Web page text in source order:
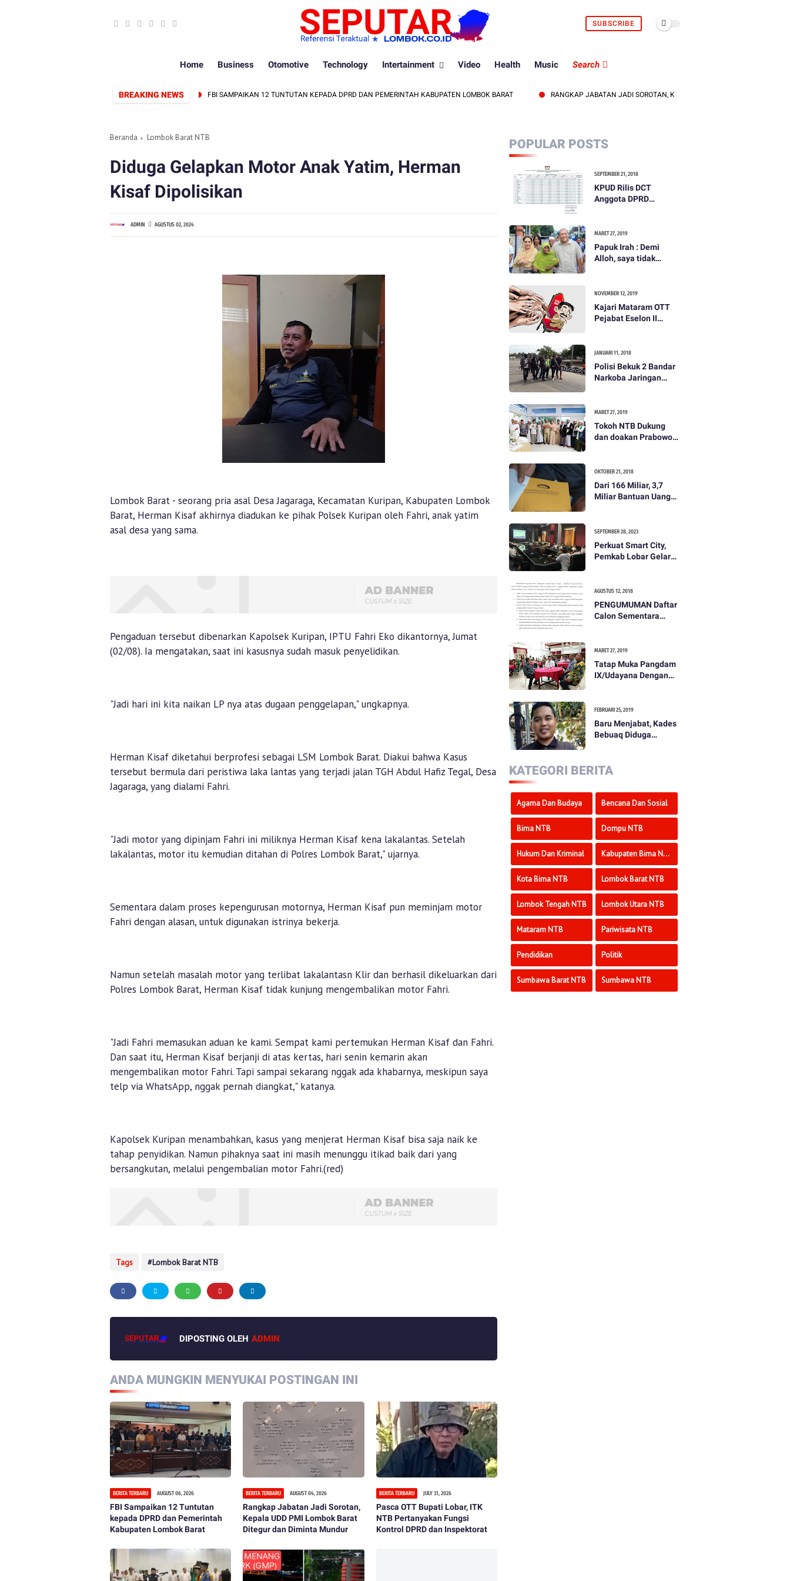
SUBSCRIBE
Home Business Otomotive Technology Intertainment Video Health Music Search
BREAKING NEWS
PERKUAT SINERGI PERS DAN PEMERINTAH FBI SAMPAIKAN 12 TUNTUTAN KEPADA DPRD DAN PEMERINTAH KABUPATEN LOMBOK BARAT RANGKAP JABATAN JADI SOROTAN, KEPALA UDD PMI LOMBOK BARAT
Beranda Lombok Barat NTB
Diduga Gelapkan Motor Anak Yatim, Herman
Kisaf Dipolisikan
ADMIN AGUSTUS 02, 2024
Lombok Barat - seorang pria asal Desa Jagaraga, Kecamatan Kuripan, Kabupaten Lombok
Barat, Herman Kisaf akhirnya diadukan ke pihak Polsek Kuripan oleh Fahri, anak yatim
asal desa yang sama.
Pengaduan tersebut dibenarkan Kapolsek Kuripan, IPTU Fahri Eko dikantornya, Jumat
(02/08). Ia mengatakan, saat ini kasusnya sudah masuk penyelidikan.
"Jadi hari ini kita naikan LP nya atas dugaan penggelapan," ungkapnya.
Herman Kisaf diketahui berprofesi sebagai LSM Lombok Barat. Diakui bahwa Kasus
tersebut bermula dari peristiwa laka lantas yang terjadi jalan TGH Abdul Hafiz Tegal, Desa
Jagaraga, yang dialami Fahri.
"Jadi motor yang dipinjam Fahri ini miliknya Herman Kisaf kena lakalantas. Setelah
lakalantas, motor itu kemudian ditahan di Polres Lombok Barat," ujarnya.
Sementara dalam proses kepengurusan motornya, Herman Kisaf pun meminjam motor
Fahri dengan alasan, untuk digunakan istrinya bekerja.
Namun setelah masalah motor yang terlibat lakalantasn Klir dan berhasil dikeluarkan dari
Polres Lombok Barat, Herman Kisaf tidak kunjung mengembalikan motor Fahri.
"Jadi Fahri memasukan aduan ke kami. Sempat kami pertemukan Herman Kisaf dan Fahri.
Dan saat itu, Herman Kisaf berjanji di atas kertas, hari senin kemarin akan
mengembalikan motor Fahri. Tapi sampai sekarang nggak ada khabarnya, meskipun saya
telp via WhatsApp, nggak pernah diangkat," katanya.
Kapolsek Kuripan menambahkan, kasus yang menjerat Herman Kisaf bisa saja naik ke
tahap penyidikan. Namun pihaknya saat ini masih menunggu itikad baik dari yang
bersangkutan, melalui pengembalian motor Fahri.(red)
Tags Lombok Barat NTB
DIPOSTING OLEH ADMIN
ANDA MUNGKIN MENYUKAI POSTINGAN INI
BERITA TERBARU AUGUST 06, 2026
FBI Sampaikan 12 Tuntutan
kepada DPRD dan Pemerintah
Kabupaten Lombok Barat
BERITA TERBARU AUGUST 04, 2026
Rangkap Jabatan Jadi Sorotan,
Kepala UDD PMI Lombok Barat
Ditegur dan Diminta Mundur
BERITA TERBARU JULY 31, 2026
Pasca OTT Bupati Lobar, ITK
NTB Pertanyakan Fungsi
Kontrol DPRD dan Inspektorat
POPULAR POSTS
SEPTEMBER 21, 2018
KPUD Rilis DCT
Anggota DPRD
MARET 27, 2019
Papuk Irah : Demi
Alloh, saya tidak
itu bohong
NOVEMBER 12, 2019
Kajari Mataram OTT
Pejabat Eselon II
JANUARI 11, 2018
Polisi Bekuk 2 Bandar
Narkoba Jaringan
MARET 27, 2019
Tokoh NTB Dukung
dan doakan Prabowo
OKTOBER 21, 2018
Dari 166 Miliar, 3,7
Miliar Bantuan Uang
SEPTEMBER 28, 2023
Perkuat Smart City,
Pemkab Lobar Gelar
AGUSTUS 12, 2018
PENGUMUMAN Daftar
Calon Sementara
Daerah Kabupaten
Lombok Barat Dalam
Pemilihan Umum
Tahun 2019
MARET 27, 2019
Tatap Muka Pangdam
IX/Udayana Dengan
FEBRUARI 25, 2019
Baru Menjabat, Kades
Bebuaq Diduga
KATEGORI BERITA
Agama Dan Budaya Bencana Dan Sosial
Bima NTB Dompu NTB
Hukum Dan Kriminal Kabupaten Bima NTB
Kota Bima NTB Lombok Barat NTB
Lombok Tengah NTB Lombok Utara NTB
Mataram NTB Pariwisata NTB
Pendidikan Politik
Sumbawa Barat NTB Sumbawa NTB